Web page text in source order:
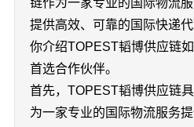
链作为一家专业的国际物流
提供高效、可靠的国际快递
你介绍TOPEST韬博供应链
首选合作伙伴。
首先，TOPEST韬博供应链
为一家专业的国际物流服务